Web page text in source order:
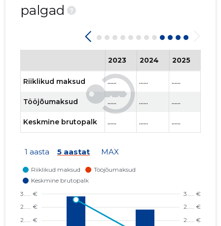
palgad
?
2023 2024 2025
Riiklikud maksud ...... ...... ......
Tööjõumaksud ...... ...... ......
Keskmine brutopalk ...... ...... ......
1 aasta 5 aastat MAX